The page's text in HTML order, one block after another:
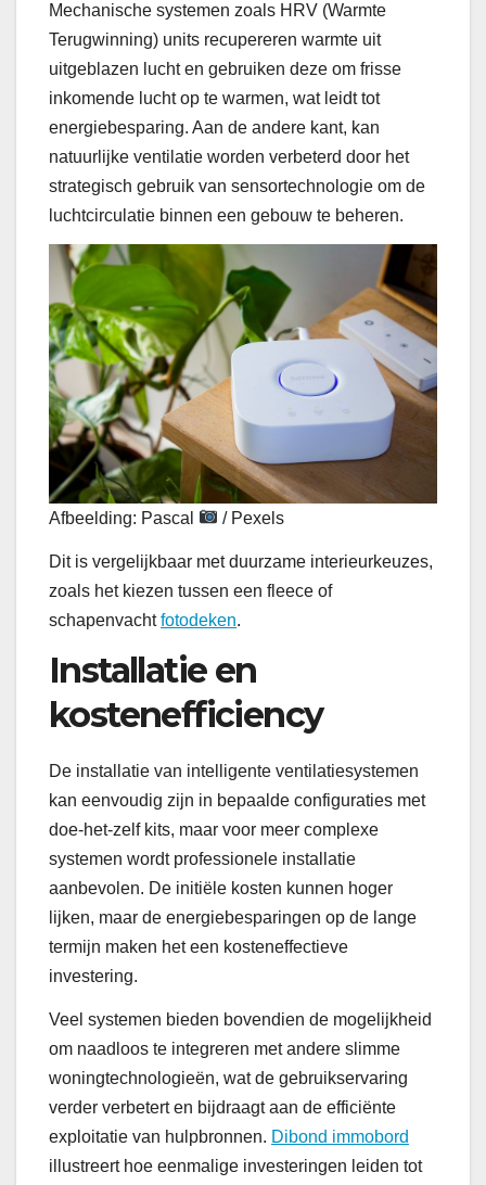
Mechanische systemen zoals HRV (Warmte
Terugwinning) units recupereren warmte uit
uitgeblazen lucht en gebruiken deze om frisse
inkomende lucht op te warmen, wat leidt tot
energiebesparing. Aan de andere kant, kan
natuurlijke ventilatie worden verbeterd door het
strategisch gebruik van sensortechnologie om de
luchtcirculatie binnen een gebouw te beheren.
Afbeelding: Pascal / Pexels
Dit is vergelijkbaar met duurzame interieurkeuzes,
zoals het kiezen tussen een fleece of
schapenvachtfotodeken.
Installatie en
kostenefficiency
De installatie van intelligente ventilatiesystemen
kan eenvoudig zijn in bepaalde configuraties met
doe-het-zelf kits, maar voor meer complexe
systemen wordt professionele installatie
aanbevolen. De initiële kosten kunnen hoger
lijken, maar de energiebesparingen op de lange
termijn maken het een kosteneffectieve
investering.
Veel systemen bieden bovendien de mogelijkheid
om naadloos te integreren met andere slimme
woningtechnologieën, wat de gebruikservaring
verder verbetert en bijdraagt aan de efficiënte
exploitatie van hulpbronnen. Dibond immobord
illustreert hoe eenmalige investeringen leiden tot